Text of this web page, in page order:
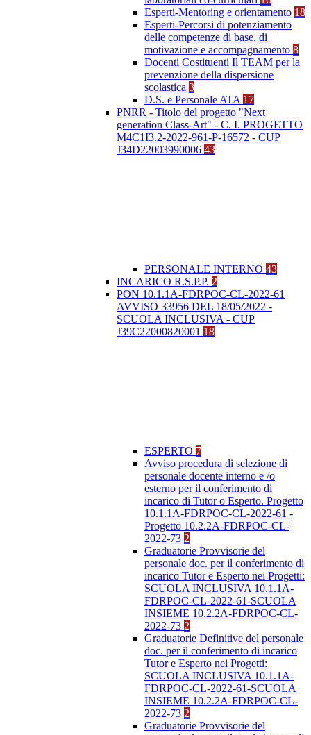
Esperti-Mentoring e orientamento 18
Esperti-Percorsi di potenziamento
delle competenze di base, di
motivazione e accompagnamento 8
Docenti Costituenti Il TEAM per la
prevenzione della dispersione
scolastica 3
D.S. e Personale ATA 17
PNRR - Titolo del progetto "Next
generation Class-Art" - C. I. PROGETTO
M4C1I3.2-2022-961-P-16572 - CUP
J34D22003990006 43
PERSONALE INTERNO 43
INCARICO R.S.P.P. 2
PON 10.1.1A-FDRPOC-CL-2022-61
AVVISO 33956 DEL 18/05/2022 -
SCUOLA INCLUSIVA - CUP
J39C22000820001 18
ESPERTO 7
Avviso procedura di selezione di
personale docente interno e /o
esterno per il conferimento di
incarico di Tutor o Esperto. Progetto
10.1.1A-FDRPOC-CL-2022-61 -
Progetto 10.2.2A-FDRPOC-CL-
2022-73 2
Graduatorie Provvisorie del
personale doc. per il conferimento di
incarico Tutor e Esperto nei Progetti:
SCUOLA INCLUSIVA 10.1.1A-
FDRPOC-CL-2022-61-SCUOLA
INSIEME 10.2.2A-FDRPOC-CL-
2022-73 2
Graduatorie Definitive del personale
doc. per il conferimento di incarico
Tutor e Esperto nei Progetti:
SCUOLA INCLUSIVA 10.1.1A-
FDRPOC-CL-2022-61-SCUOLA
INSIEME 10.2.2A-FDRPOC-CL-
2022-73 2
Graduatorie Provvisorie del